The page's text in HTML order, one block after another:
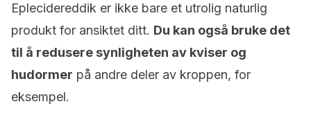
Eplecidereddik er ikke bare et utrolig naturlig
produkt for ansiktet ditt. Du kan også bruke det
til å redusere synligheten av kviser og
hudormer på andre deler av kroppen, for
eksempel.